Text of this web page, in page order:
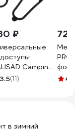
₽
Camping
(37-42)
3.5(11) 4.5
в зимний